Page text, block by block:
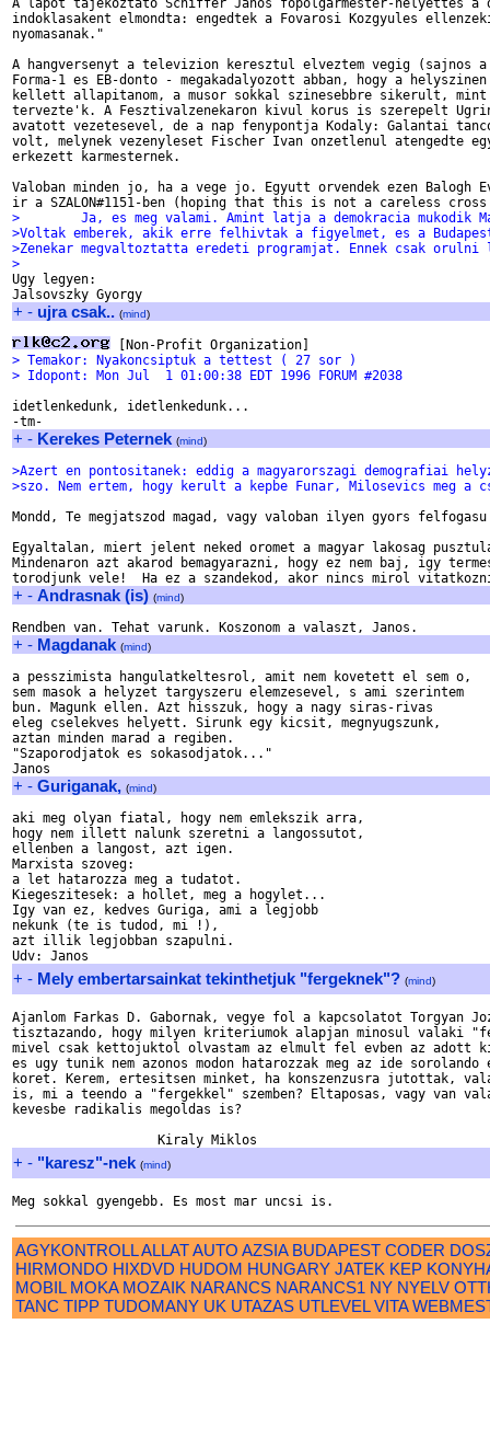
A lapot tajekoztato Schiffer Janos fopolgarmester-helyettes a
indoklasakent elmondta: engedtek a Fovarosi Kozgyules
nyomasanak."
A hangversenyt a televizion keresztul elveztem vegig (sajnos
Forma-1 es EB-donto - megakadalyozott abban, hogy a
kellett allapitanom, a musor sokkal szinesebbre sikerult,
tervezte'k. A Fesztivalzenekaron kivul korus is szerepelt
avatott vezetesevel, de a nap fenypontja Kodaly: Galantai
volt, melynek vezenyleset Fischer Ivan onzetlenul atengedte
erkezett karmesternek.
Valoban minden jo, ha a vege jo. Egyutt orvendek ezen Balogh
>        Ja, es meg valami. Amint latja a demokracia mukodik
>Voltak emberek, akik erre felhivtak a figyelmet, es a
>Zenekar megvaltoztatta eredeti programjat. Ennek csak orulni
>
Ugy legyen:
+ - ujra csak.. (mind)
> Temakor: Nyakoncsiptuk a tettest ( 27 sor )
> Idopont: Mon Jul  1 01:00:38 EDT 1996 FORUM #2038
idetlenkedunk, idetlenkedunk...
+ - Kerekes Peternek (mind)
>Azert en pontositanek: eddig a magyarorszagi demografiai
>szo. Nem ertem, hogy kerult a kepbe Funar, Milosevics meg a
Mondd, Te megjatszod magad, vagy valoban ilyen gyors
Egyaltalan, miert jelent neked oromet a magyar lakosag
Mindenaron azt akarod bemagyarazni, hogy ez nem baj, igy
+ - Andrasnak (is) (mind)
+ - Magdanak (mind)
a pesszimista hangulatkeltesrol, amit nem kovetett el sem o,
sem masok a helyzet targyszeru elemzesevel, s ami szerintem
bun. Magunk ellen. Azt hisszuk, hogy a nagy siras-rivas
eleg cselekves helyett. Sirunk egy kicsit, megnyugszunk,
aztan minden marad a regiben.
"Szaporodjatok es sokasodjatok..."
+ - Guriganak, (mind)
aki meg olyan fiatal, hogy nem emlekszik arra,
hogy nem illett nalunk szeretni a langossutot,
ellenben a langost, azt igen.
Marxista szoveg:
a let hatarozza meg a tudatot.
Kiegeszitesek: a hollet, meg a hogylet...
Igy van ez, kedves Guriga, ami a legjobb
nekunk (te is tudod, mi !),
azt illik legjobban szapulni.
+ - Mely embertarsainkat tekinthetjuk "fergeknek"? (mind)
Ajanlom Farkas D. Gabornak, vegye fol a kapcsolatot Torgyan
tisztazando, hogy milyen kriteriumok alapjan minosul valaki
mivel csak kettojuktol olvastam az elmult fel evben az adott
es ugy tunik nem azonos modon hatarozzak meg az ide sorolando
koret. Kerem, ertesitsen minket, ha konszenzusra jutottak,
is, mi a teendo a "fergekkel" szemben? Eltaposas, vagy van
kevesbe radikalis megoldas is?
+ - "karesz"-nek (mind)
AGYKONTROLLALLATAUTO AZSIA BUDAPEST CODER
HIRMONDO HIXDVD HUDOM HUNGARY JATEK KEP
MOBIL MOKA MOZAIK NARANCS NARANCS1 NY NYELV
TANC TIPP TUDOMANY UK UTAZAS UTLEVEL VITA